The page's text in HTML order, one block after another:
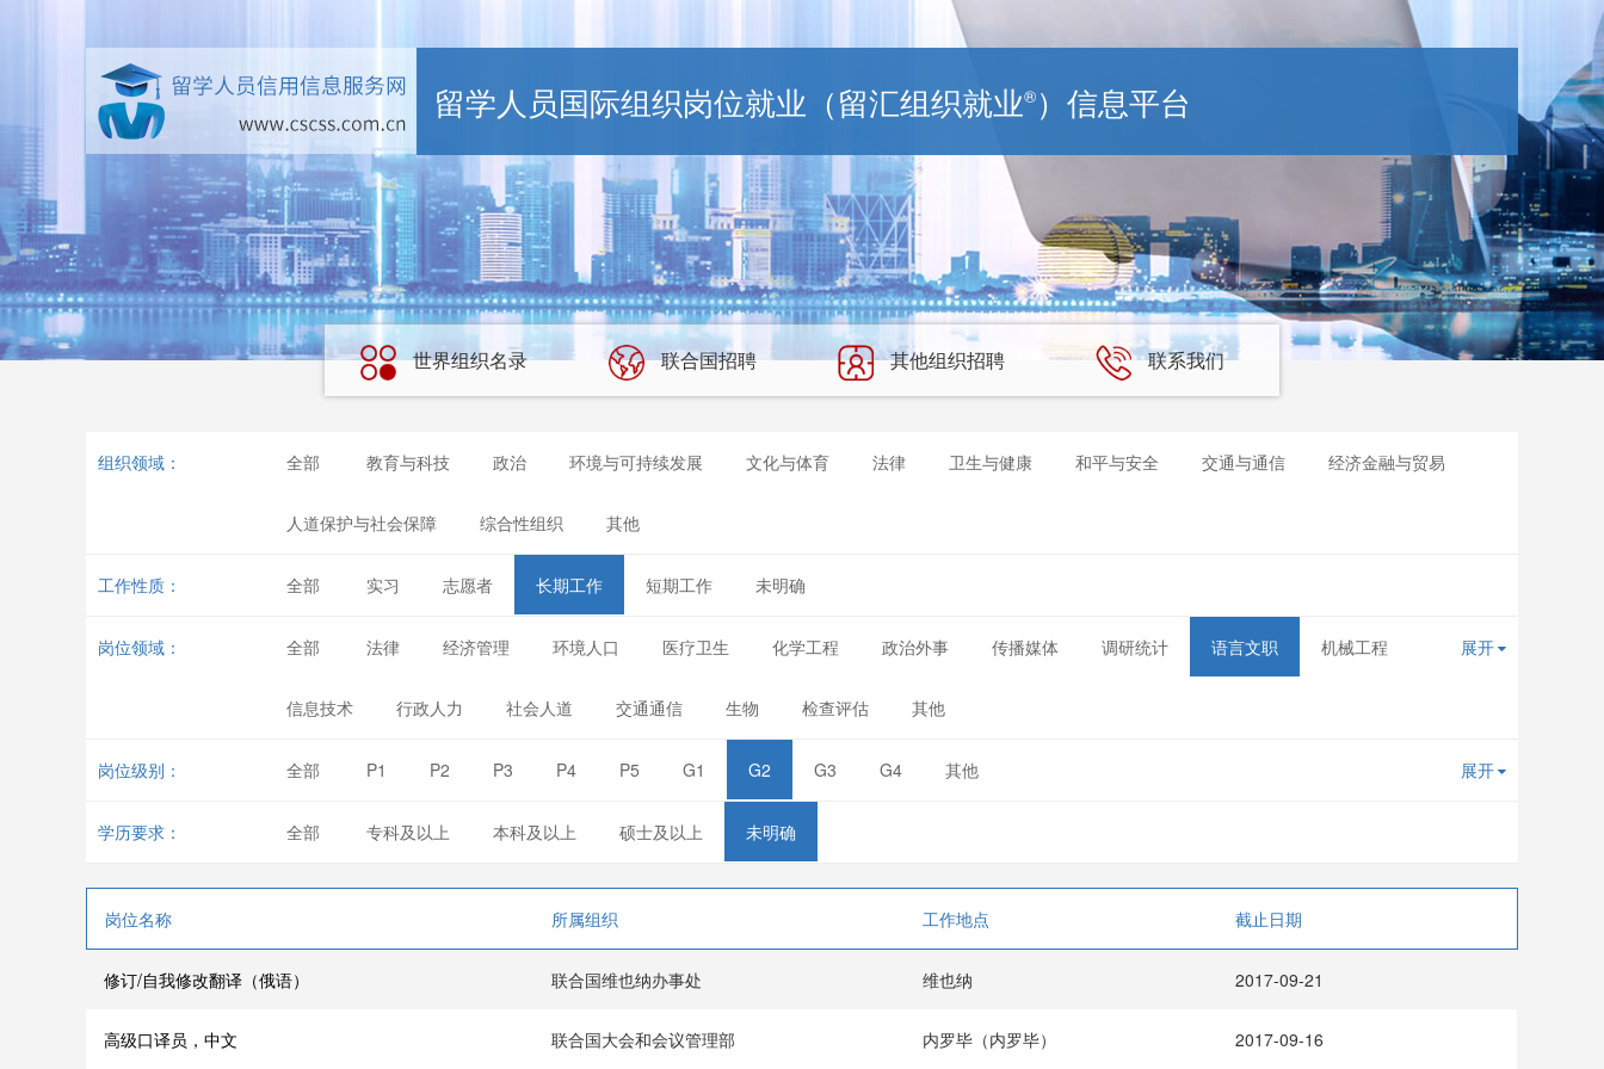
留学人员国际组织岗位就业（留汇组织就业® ）信息平台
世界组织名录 联合国招聘 其他组织招聘 联系我们
组织领域： 全部 教育与科技 政治 环境与可持续发展 文化与体育 法律 卫生与健康 和平与安全 交通与通信 经济金融与贸易
人道保护与社会保障 综合性组织 其他
工作性质： 全部 实习 志愿者 长期工作 短期工作 未明确
岗位领域： 全部 法律 经济管理 环境人口 医疗卫生 化学工程 政治外事 传播媒体 调研统计 语言文职 机械工程
信息技术 行政人力 社会人道 交通通信 生物 检查评估 其他
展开
岗位级别： 全部 P1 P2 P3 P4 P5 G1 G2 G3 G4 其他 展开
学历要求： 全部 专科及以上 本科及以上 硕士及以上 未明确
岗位名称 所属组织 工作地点 截止日期
修订/自我修改翻译（俄语） 联合国维也纳办事处 维也纳 2017-09-21
高级口译员，中文 联合国大会和会议管理部 内罗毕（内罗毕） 2017-09-16